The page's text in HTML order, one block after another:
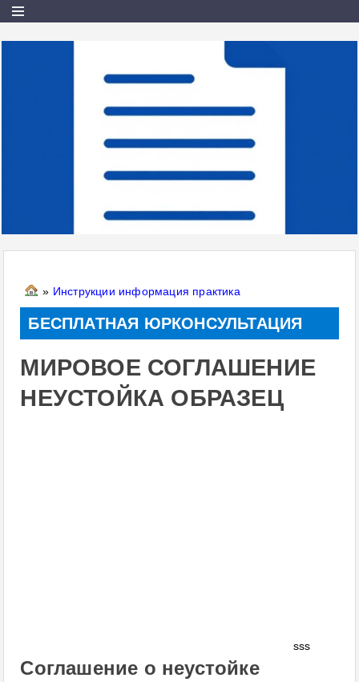
» Инструкции информация практика
БЕСПЛАТНАЯ ЮРКОНСУЛЬТАЦИЯ
МИРОВОЕ СОГЛАШЕНИЕ
НЕУСТОЙКА ОБРАЗЕЦ
sss
Соглашение о неустойке